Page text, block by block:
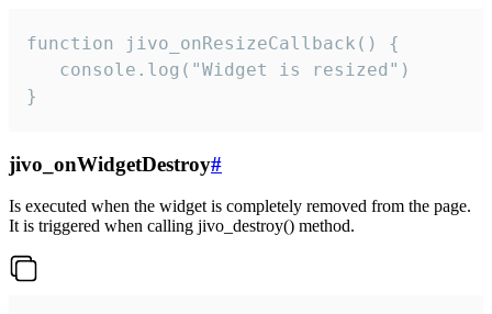
function jivo_onResizeCallback() {
   console.log("Widget is resized")
}
jivo_onWidgetDestroy#
Is executed when the widget is completely removed from the page.
It is triggered when calling jivo_destroy() method.